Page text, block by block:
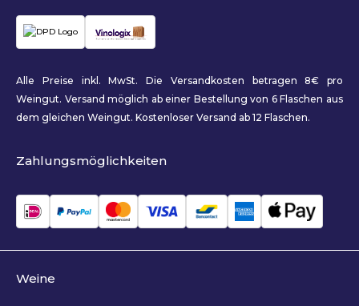
Alle Preise inkl. MwSt. Die Versandkosten betragen 8€ pro
Weingut. Versand möglich ab einer Bestellung von 6 Flaschen aus
dem gleichen Weingut. Kostenloser Versand ab 12 Flaschen.
Zahlungsmöglichkeiten
Weine